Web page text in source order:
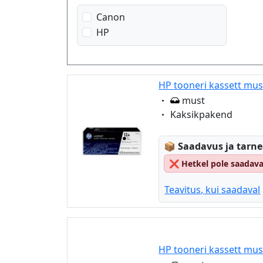
Canon
HP
HP tooneri kassett
Eigenschaft:
must
Eigenschaft:
Kaksikpakend
📦Lagerstatus:
Saadavus ja
❌ Hetkel pole
Teavitus, kui saadaval
HP tooneri kassett